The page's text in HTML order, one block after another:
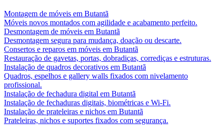
Montagem de móveis em Butantã
Móveis novos montados com agilidade e acabamento perfeito.
Desmontagem de móveis em Butantã
Desmontagem segura para mudança, doação ou descarte.
Consertos e reparos em móveis em Butantã
Restauração de gavetas, portas, dobradiças, corrediças e estruturas.
Instalação de quadros decorativos em Butantã
Quadros, espelhos e gallery walls fixados com nivelamento
profissional.
Instalação de fechadura digital em Butantã
Instalação de fechaduras digitais, biométricas e Wi-Fi.
Instalação de prateleiras e nichos em Butantã
Prateleiras, nichos e suportes fixados com segurança.